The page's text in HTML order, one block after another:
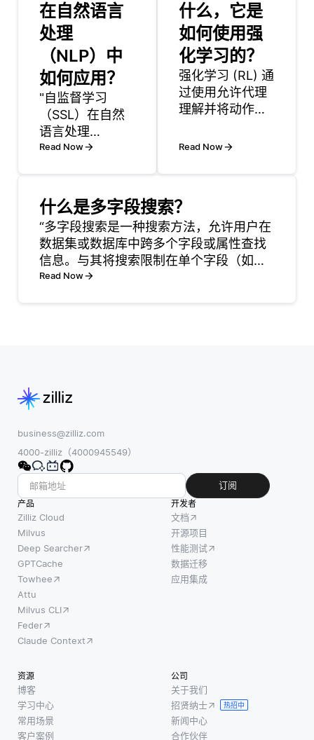
在自然语言
处理
（NLP）中
如何应用？
"自监督学习
（SSL）在自然
语言处理
（NLP）中是一
生成自己的监督
来训练模型，而
不是依赖于每个
输入都有相应输
出的标记数据
集。自监督学习
Read Now
什么，它是
如何使用强
化学习的？
强化学习 (RL) 通
过使用允许代理
理解并将动作与
的结果相关联的
奖励问题。这是
为在许多现实场
景中，动作的结
果可能不会立即
可见。为了管理
Read Now
什么是多字段搜索？
“多字段搜索是一种搜索方法，允许用户在
数据集或数据库中跨多个字段或属性查找
信息。与其将搜索限制在单个字段（如标
题或特定属性）上，多字段搜索使用户能
Read Now
business@zilliz.com
4000-zilliz（4000945549）
订阅
产品
Zilliz Cloud
Milvus
Deep Searcher
GPTCache
Towhee
Attu
Milvus CLI
Feder
Claude Context
开发者
文档
开源项目
性能测试
数据迁移
应用集成
资源
博客
学习中心
常用场景
客户案例
公司
关于我们
招贤纳士
热招中
新闻中心
合作伙伴